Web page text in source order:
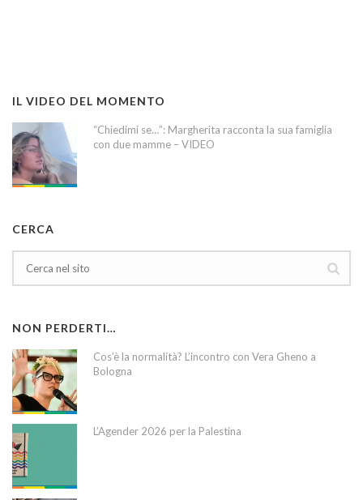
IL VIDEO DEL MOMENTO
“Chiedimi se…”: Margherita racconta la sua famiglia
con due mamme – VIDEO
CERCA
NON PERDERTI…
Cos’è la normalità? L’incontro con Vera Gheno a
Bologna
L’Agender 2026 per la Palestina